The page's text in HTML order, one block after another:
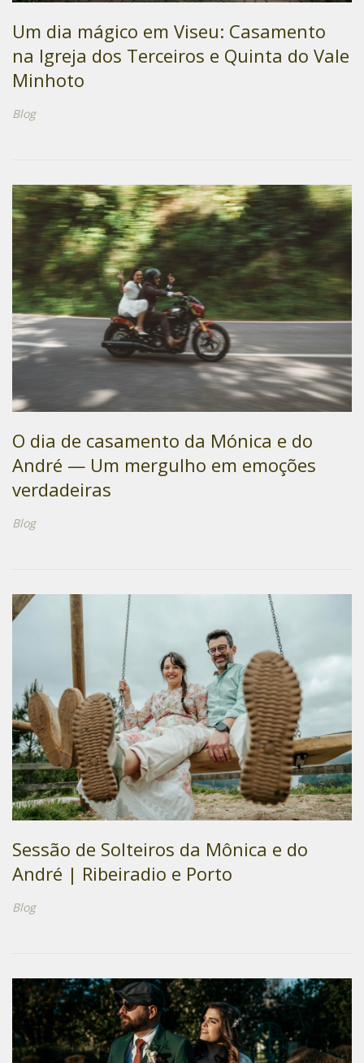
Um dia mágico em Viseu: Casamento
na Igreja dos Terceiros e Quinta do Vale
Minhoto
Blog
O dia de casamento da Mónica e do
André — Um mergulho em emoções
verdadeiras
Blog
Sessão de Solteiros da Mônica e do
André | Ribeiradio e Porto
Blog